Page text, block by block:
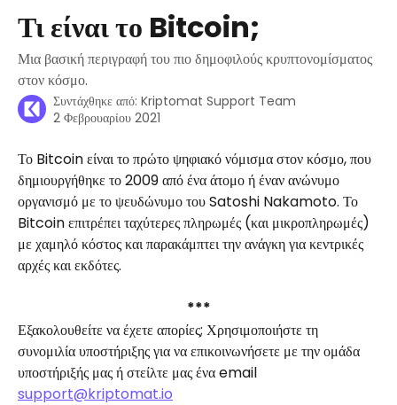
Τι είναι το Bitcoin;
Μια βασική περιγραφή του πιο δημοφιλούς κρυπτονομίσματος
στον κόσμο.
Συντάχθηκε από: Kriptomat Support Team
2 Φεβρουαρίου 2021
Το Bitcoin είναι το πρώτο ψηφιακό νόμισμα στον κόσμο, που
δημιουργήθηκε το 2009 από ένα άτομο ή έναν ανώνυμο
οργανισμό με το ψευδώνυμο του Satoshi Nakamoto. Το
Bitcoin επιτρέπει ταχύτερες πληρωμές (και μικροπληρωμές)
με χαμηλό κόστος και παρακάμπτει την ανάγκη για κεντρικές
αρχές και εκδότες.
***
Εξακολουθείτε να έχετε απορίες; Χρησιμοποιήστε τη
συνομιλία υποστήριξης για να επικοινωνήσετε με την ομάδα
υποστήριξής μας ή στείλτε μας ένα email
support@kriptomat.io